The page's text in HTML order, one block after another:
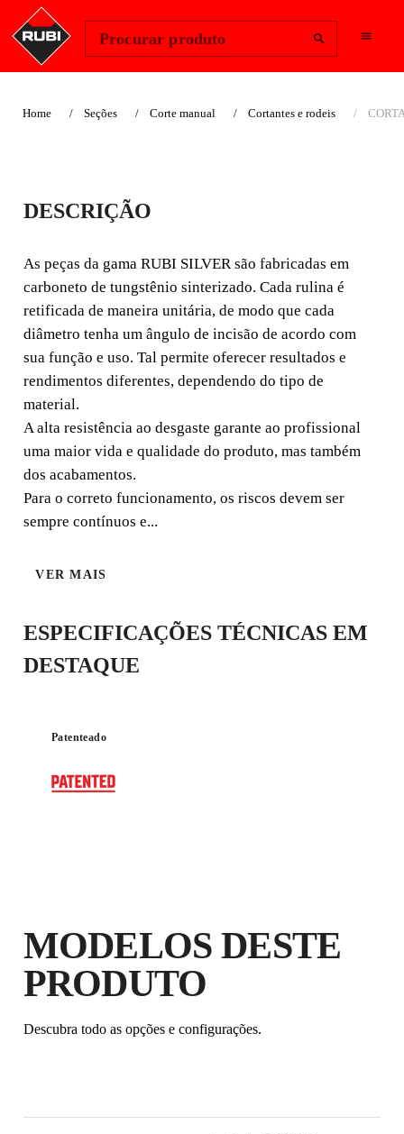
Procurar produto
Home Seções Corte manual Cortantes e rodeis
CORTANTE PLUS Ø
8 MM. SILVER
As peças da gama RUBI SILVER são fabricadas em
carboneto de tungstênio sinterizado. A alta resistência ao
desgaste garante ao profissional uma maior vida e
qualidade do produto, mas também dos acabamentos.
DESCRIÇÃO
As peças da gama RUBI SILVER são fabricadas em
carboneto de tungstênio sinterizado. Cada rulina é
retificada de maneira unitária, de modo que cada
diâmetro tenha um ângulo de incisão de acordo com
sua função e uso. Tal permite oferecer resultados e
rendimentos diferentes, dependendo do tipo de
material.
A alta resistência ao desgaste garante ao profissional
uma maior vida e qualidade do produto, mas também
dos acabamentos.
Para o correto funcionamento, os riscos devem ser
sempre contínuos e...
VER MAIS
ESPECIFICAÇÕES TÉCNICAS EM
DESTAQUE
Patenteado
MODELOS DESTE
PRODUTO
Descubra todo as opções e configurações.